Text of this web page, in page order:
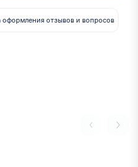
оформления отзывов и вопросов